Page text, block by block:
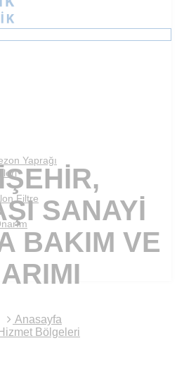
Yaprağı
Filtre SANAYI
BAKIM VE
Anasayfa
Hizmet Bölgeleri